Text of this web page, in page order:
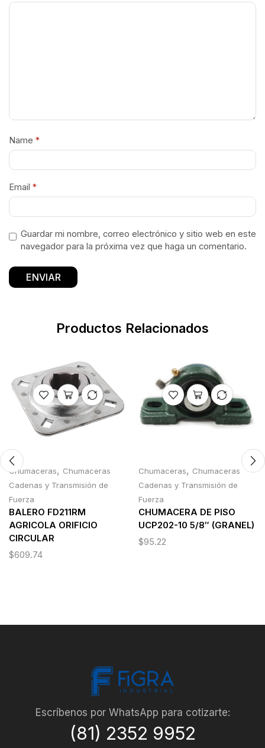
Name *
Email *
Guardar mi nombre, correo electrónico y sitio web en este
navegador para la próxima vez que haga un comentario.
Productos Relacionados
Chumaceras, Chumaceras
Cadenas y Transmisión de
Fuerza
BALERO FD211RM
AGRICOLA ORIFICIO
CIRCULAR
$609.74
Chumaceras, Chumaceras
Cadenas y Transmisión de
Fuerza
CHUMACERA DE PISO
UCP202-10 5/8″ (GRANEL)
$95.22
Escríbenos por WhatsApp para cotizarte:
(81) 2352 9952